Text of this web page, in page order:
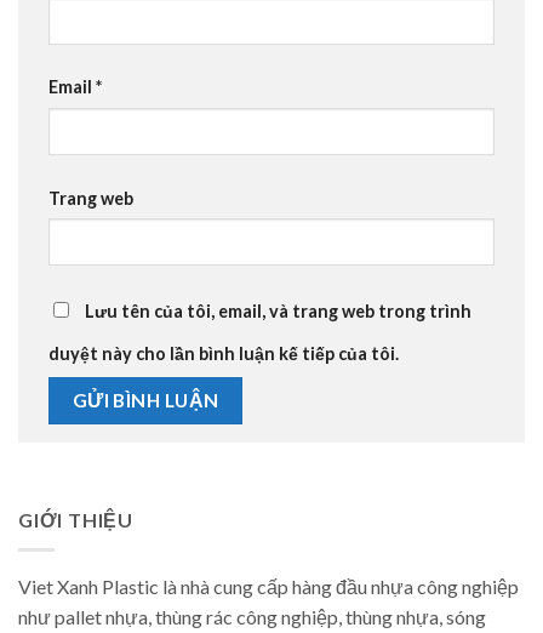
Email *
Trang web
Lưu tên của tôi, email, và trang web trong trình
duyệt này cho lần bình luận kế tiếp của tôi.
GIỚI THIỆU
Viet Xanh Plastic là nhà cung cấp hàng đầu nhựa công nghiệp
như pallet nhựa, thùng rác công nghiệp, thùng nhựa, sóng